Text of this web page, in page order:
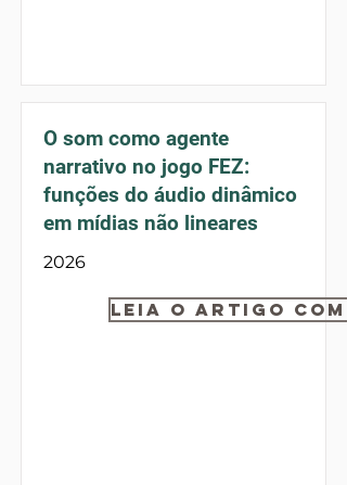
O som como agente
narrativo no jogo FEZ:
funções do áudio dinâmico
em mídias não lineares
2026
Leia o artigo